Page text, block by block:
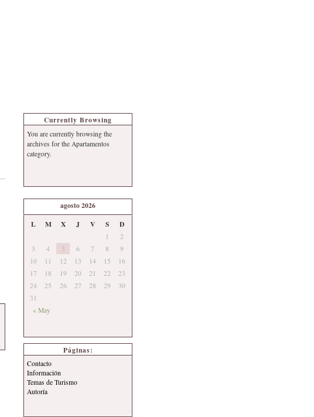
Currently Browsing
You are currently browsing the
archives for the Apartamentos
category.
agosto 2026
L
M X J V S D
« May
1
2
3
4 5 6 7 8
9
10
11 12 13 14 15
16
17
18 19 20 21 22
23
24
25 26 27 28 29
30
31
Páginas:
Contacto
Información
Temas de Turismo
Autoría